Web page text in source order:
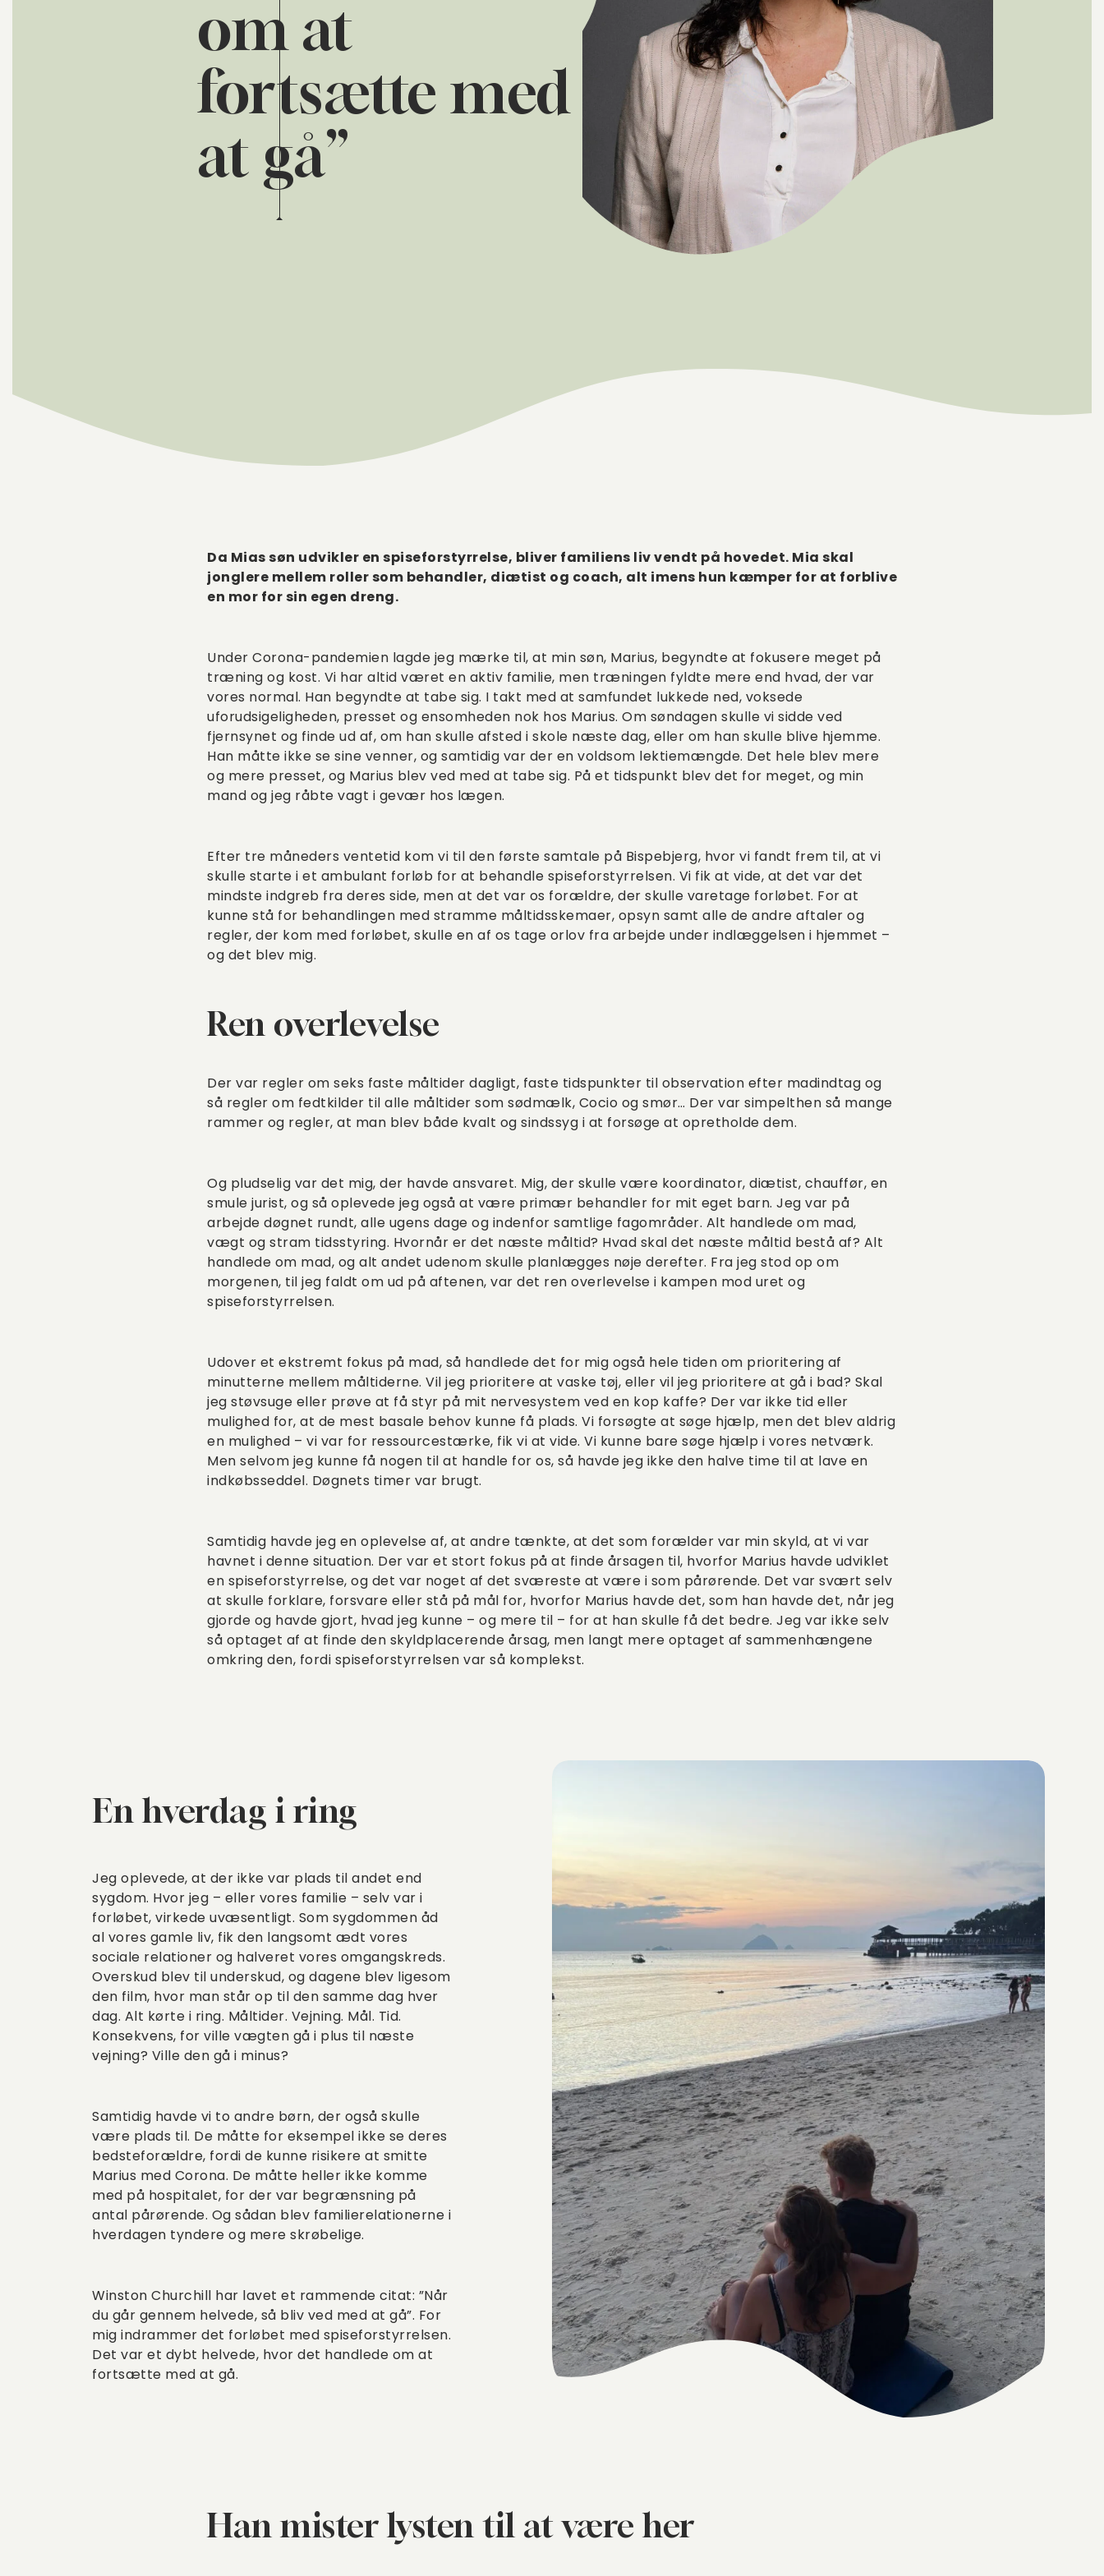
om at
fortsætte med
at gå”
Da Mias søn udvikler en spiseforstyrrelse, bliver familiens liv vendt på hovedet. Mia skal
jonglere mellem roller som behandler, diætist og coach, alt imens hun kæmper for at forblive
en mor for sin egen dreng.
Under Corona-pandemien lagde jeg mærke til, at min søn, Marius, begyndte at fokusere meget på
træning og kost. Vi har altid været en aktiv familie, men træningen fyldte mere end hvad, der var
vores normal. Han begyndte at tabe sig. I takt med at samfundet lukkede ned, voksede
uforudsigeligheden, presset og ensomheden nok hos Marius. Om søndagen skulle vi sidde ved
fjernsynet og finde ud af, om han skulle afsted i skole næste dag, eller om han skulle blive hjemme.
Han måtte ikke se sine venner, og samtidig var der en voldsom lektiemængde. Det hele blev mere
og mere presset, og Marius blev ved med at tabe sig. På et tidspunkt blev det for meget, og min
mand og jeg råbte vagt i gevær hos lægen.
Efter tre måneders ventetid kom vi til den første samtale på Bispebjerg, hvor vi fandt frem til, at vi
skulle starte i et ambulant forløb for at behandle spiseforstyrrelsen. Vi fik at vide, at det var det
mindste indgreb fra deres side, men at det var os forældre, der skulle varetage forløbet. For at
kunne stå for behandlingen med stramme måltidsskemaer, opsyn samt alle de andre aftaler og
regler, der kom med forløbet, skulle en af os tage orlov fra arbejde under indlæggelsen i hjemmet –
og det blev mig.
Ren overlevelse
Der var regler om seks faste måltider dagligt, faste tidspunkter til observation efter madindtag og
så regler om fedtkilder til alle måltider som sødmælk, Cocio og smør… Der var simpelthen så mange
rammer og regler, at man blev både kvalt og sindssyg i at forsøge at opretholde dem.
Og pludselig var det mig, der havde ansvaret. Mig, der skulle være koordinator, diætist, chauffør, en
smule jurist, og så oplevede jeg også at være primær behandler for mit eget barn. Jeg var på
arbejde døgnet rundt, alle ugens dage og indenfor samtlige fagområder. Alt handlede om mad,
vægt og stram tidsstyring. Hvornår er det næste måltid? Hvad skal det næste måltid bestå af? Alt
handlede om mad, og alt andet udenom skulle planlægges nøje derefter. Fra jeg stod op om
morgenen, til jeg faldt om ud på aftenen, var det ren overlevelse i kampen mod uret og
spiseforstyrrelsen.
Udover et ekstremt fokus på mad, så handlede det for mig også hele tiden om prioritering af
minutterne mellem måltiderne. Vil jeg prioritere at vaske tøj, eller vil jeg prioritere at gå i bad? Skal
jeg støvsuge eller prøve at få styr på mit nervesystem ved en kop kaffe? Der var ikke tid eller
mulighed for, at de mest basale behov kunne få plads. Vi forsøgte at søge hjælp, men det blev aldrig
en mulighed – vi var for ressourcestærke, fik vi at vide. Vi kunne bare søge hjælp i vores netværk.
Men selvom jeg kunne få nogen til at handle for os, så havde jeg ikke den halve time til at lave en
indkøbsseddel. Døgnets timer var brugt.
Samtidig havde jeg en oplevelse af, at andre tænkte, at det som forælder var min skyld, at vi var
havnet i denne situation. Der var et stort fokus på at finde årsagen til, hvorfor Marius havde udviklet
en spiseforstyrrelse, og det var noget af det sværeste at være i som pårørende. Det var svært selv
at skulle forklare, forsvare eller stå på mål for, hvorfor Marius havde det, som han havde det, når jeg
gjorde og havde gjort, hvad jeg kunne – og mere til – for at han skulle få det bedre. Jeg var ikke selv
så optaget af at finde den skyldplacerende årsag, men langt mere optaget af sammenhængene
omkring den, fordi spiseforstyrrelsen var så komplekst.
En hverdag i ring
Jeg oplevede, at der ikke var plads til andet end
sygdom. Hvor jeg – eller vores familie – selv var i
forløbet, virkede uvæsentligt. Som sygdommen åd
al vores gamle liv, fik den langsomt ædt vores
sociale relationer og halveret vores omgangskreds.
Overskud blev til underskud, og dagene blev ligesom
den film, hvor man står op til den samme dag hver
dag. Alt kørte i ring. Måltider. Vejning. Mål. Tid.
Konsekvens, for ville vægten gå i plus til næste
vejning? Ville den gå i minus?
Samtidig havde vi to andre børn, der også skulle
være plads til. De måtte for eksempel ikke se deres
bedsteforældre, fordi de kunne risikere at smitte
Marius med Corona. De måtte heller ikke komme
med på hospitalet, for der var begrænsning på
antal pårørende. Og sådan blev familierelationerne i
hverdagen tyndere og mere skrøbelige.
Winston Churchill har lavet et rammende citat: ”Når
du går gennem helvede, så bliv ved med at gå”. For
mig indrammer det forløbet med spiseforstyrrelsen.
Det var et dybt helvede, hvor det handlede om at
fortsætte med at gå.
Han mister lysten til at være her